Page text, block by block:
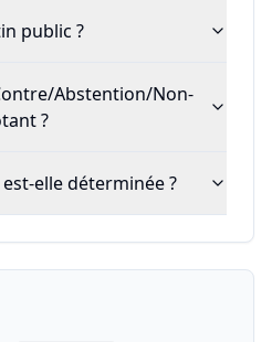
public ?
Abstention/Non-
?
elle déterminée ?